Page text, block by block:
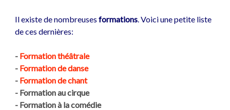
Il existe de nombreuses formations. Voici une petite liste
de ces dernières:
- Formation théâtrale
- Formation de danse
- Formation de chant
- Formation au cirque
- Formation à la comédie